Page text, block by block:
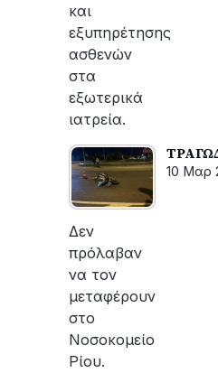
και
εξυπηρέτησης
ασθενών
στα
εξωτερικά
ιατρεία.
10 Μαρ
Δεν
πρόλαβαν
να τον
μεταφέρουν
στο
Νοσοκομείο
Ρίου.